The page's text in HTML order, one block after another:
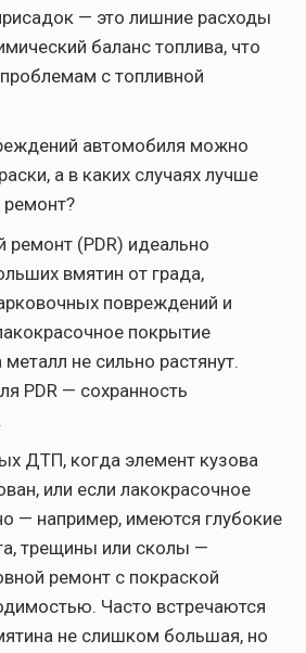
— это лишние расходы
баланс топлива, что
с топливной
автомобиля можно
а в каких случаях лучше
(PDR) идеально
вмятин от града,
повреждений и
покрытие
не сильно растянут.
PDR — сохранность
ДТП, когда элемент кузова
или если лакокрасочное
— например, имеются глубокие
трещины или сколы —
ремонт с покраской
Часто встречаются
не слишком большая, но